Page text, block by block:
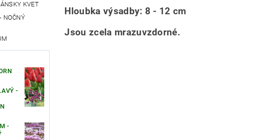
KVET
NOČNÝ
-
-
Hloubka výsadby: 8 - 12 cm
Jsou zcela mrazuvzdorné.